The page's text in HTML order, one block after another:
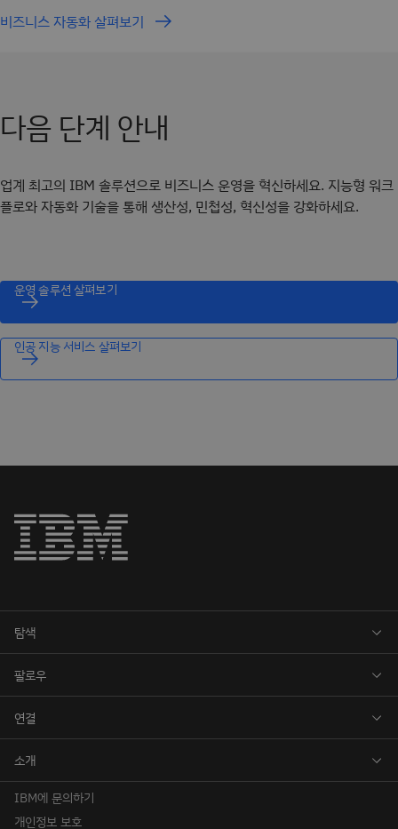
비즈니스 자동화 살펴보기
다음 단계 안내
업계 최고의 IBM 솔루션으로 비즈니스 운영을 혁신하세요. 지능형 워크
플로와 자동화 기술을 통해 생산성, 민첩성, 혁신성을 강화하세요.
운영 솔루션 살펴보기
인공 지능 서비스 살펴보기
IBM에 문의하기
개인정보 보호